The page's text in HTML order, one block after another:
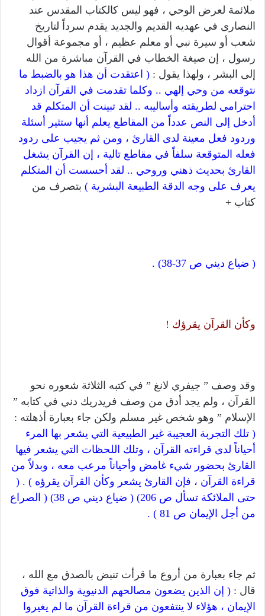
ملائمة لعرض الوحي ، فهو ليس كالكتاب المقدس عند
النصارى في عهديه القديم والجديد يقدم سرداً لتاريخ
شعب أو سيرة نبي أو معلم عظيم ، أو مجموعة أقوال
رسول ، إن صيغة الخطاب في القرآن مباشرة من الله
إلى البشر ، ولهذا يقول : ( اعتقدت أن هذا هو بالضبط ما
نتوقعه من وحي إلهي .. وكلما تقدمت في القرآن ازداد
احترامي لطريقته وأساليبه .. لقد تبينت أن المتكلم قد
أدخل إلى النص عدداً من المقاطع يعلم أنها ستثير أسئلة
وردود فعل معينة لدى القارئ ، ومن ثم يجيب على ردود
فعله المتوقعة سلفاً في مقاطع تالية ، إن القرآن يشغل
القارئ بحديث ذهني وروحي .. لقد أحسست أن المتكلم
يعرف على وجه الدقة الطبيعة البشرية ) بتصرف من
كتاب +
( ضياع ديني ص 37-38) .
وكأن القرآن يقرؤك !
وقد وصف ” جيفري لانغ ” في كتبه الثلاثة شعوره نحو
القرآن ، ولم يجد أدق من وصف فريدريك دني في كتابه ”
الإسلام ” وهو شخص غير مسلم ولكن جاء بعبارة أذهلته :
( تلك التجربة العجيبة غير الطبيعية التي يشعر بها المرء
أحياناً لدى قراءته القرآن ، وتلك اللحظات التي يشعر فيها
القارئ بحضور شيء غامض وأحياناً مرعب معه ، وبدلاً من
قراءة القرآن ، فإن القارئ يشعر وكأن القرآن يقرؤه ) . (
حتى الملائكة تسأل ص 206) ( ضياع ديني ص 38) ( الصراع
من أجل الإيمان ص 81 ) .
ثم جاء بعبارة من أروع ما قرأت تنبض بالصدق مع الله ،
قال : ( إن الذين يضعون مصالحهم الدنيوية والذاتية فوق
الإيمان ، هؤلاء لا ينتفعون من قراءة القرآن ما لم يغيروا